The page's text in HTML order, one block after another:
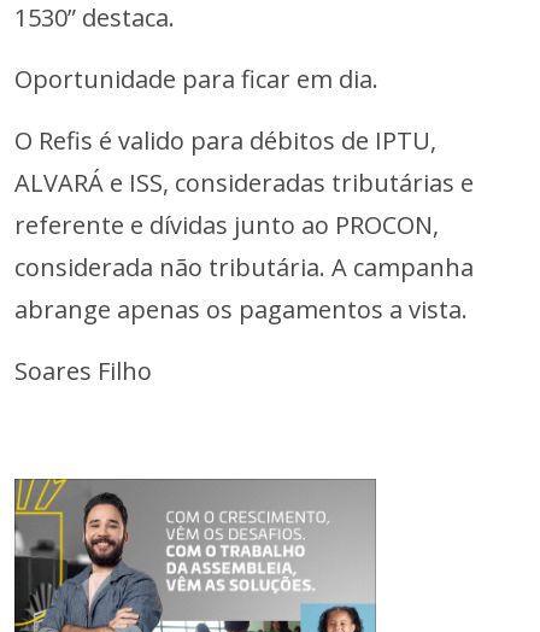
1530” destaca.
Oportunidade para ficar em dia.
O Refis é valido para débitos de IPTU,
ALVARÁ e ISS, consideradas tributárias e
referente e dívidas junto ao PROCON,
considerada não tributária. A campanha
abrange apenas os pagamentos a vista.
Soares Filho